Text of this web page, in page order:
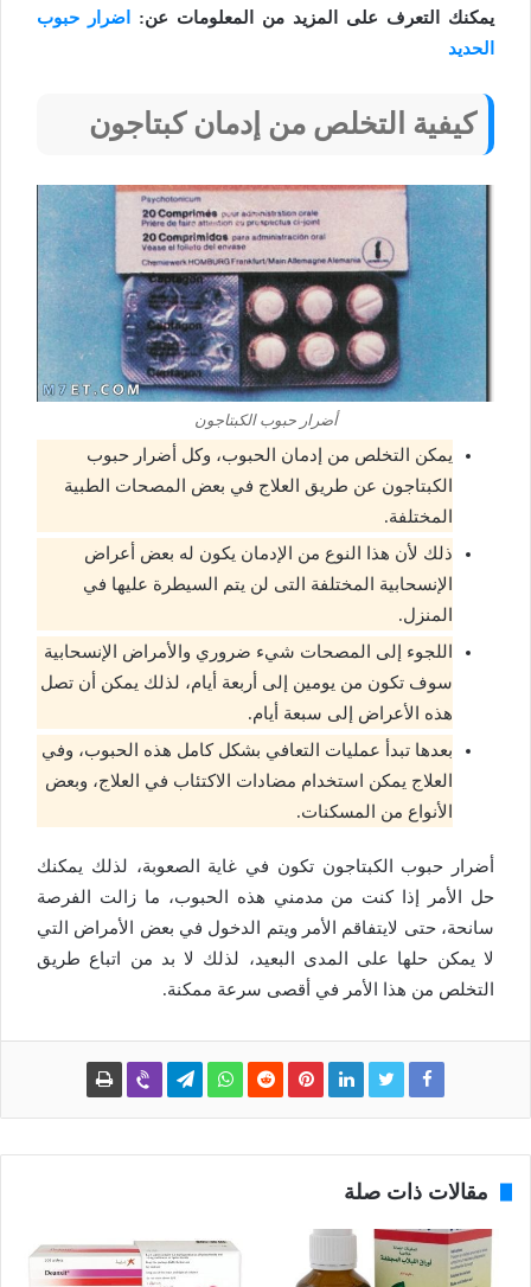
يمكنك التعرف على المزيد من المعلومات عن:
اضرار حبوب
الحديد
كيفية التخلص من إدمان كبتاجون
أضرار حبوب الكبتاجون
يمكن التخلص من إدمان الحبوب، وكل أضرار حبوب
الكبتاجون عن طريق العلاج في بعض المصحات الطبية
المختلفة.
ذلك لأن هذا النوع من الإدمان يكون له بعض أعراض
الإنسحابية المختلفة التى لن يتم السيطرة عليها في
المنزل.
اللجوء إلى المصحات شيء ضروري والأمراض الإنسحابية
سوف تكون من يومين إلى أربعة أيام، لذلك يمكن أن تصل
هذه الأعراض إلى سبعة أيام.
بعدها تبدأ عمليات التعافي بشكل كامل هذه الحبوب، وفي
العلاج يمكن استخدام مضادات الاكتئاب في العلاج، وبعض
الأنواع من المسكنات.
أضرار حبوب الكبتاجون تكون في غاية الصعوبة، لذلك يمكنك
حل الأمر إذا كنت من مدمني هذه الحبوب، ما زالت الفرصة
سانحة، حتى لايتفاقم الأمر ويتم الدخول في بعض الأمراض التي
لا يمكن حلها على المدى البعيد، لذلك لا بد من اتباع طريق
التخلص من هذا الأمر في أقصى سرعة ممكنة.
مقالات ذات صلة